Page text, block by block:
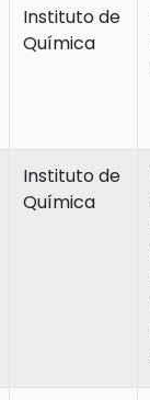
Instituto de
Química
Instituto de
Química